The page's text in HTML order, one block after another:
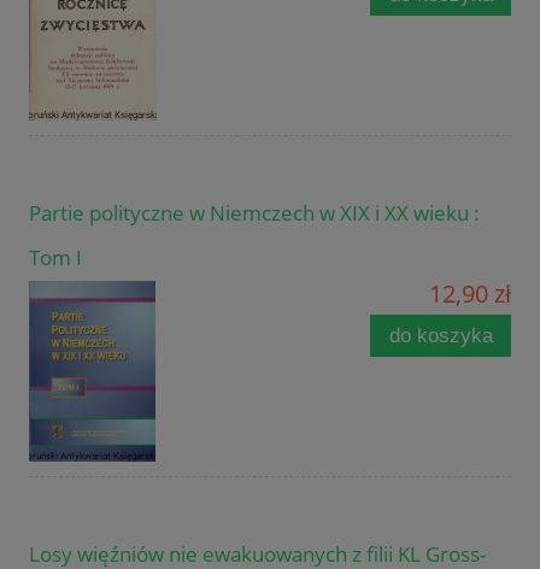
Partie polityczne w Niemczech w XIX i XX wieku :
Tom I
12,90 zł
do koszyka
Losy więźniów nie ewakuowanych z filii KL Gross-